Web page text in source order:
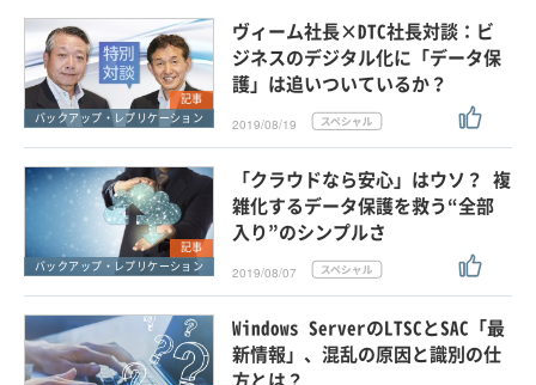
外部ニュース
スペシャルに限定する
タグ
クリア この条件で検索する
記事
バックアップ・レプリケーション
ヴィーム社長×DTC社長対談：ビ
ジネスのデジタル化に「データ保
護」は追いついているか？
2019/08/19
記事
バックアップ・レプリケーション
「クラウドなら安心」はウソ？ 複
雑化するデータ保護を救う“全部
入り”のシンプルさ
2019/08/07
Windows ServerのLTSCとSAC「最
新情報」、混乱の原因と識別の仕